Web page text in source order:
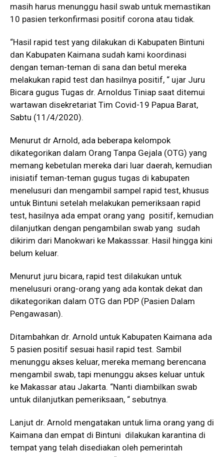
masih harus menunggu hasil swab untuk memastikan
10 pasien terkonfirmasi positif corona atau tidak.
“Hasil rapid test yang dilakukan di Kabupaten Bintuni
dan Kabupaten Kaimana sudah kami koordinasi
dengan teman-teman di sana dan betul mereka
melakukan rapid test dan hasilnya positif, “ ujar Juru
Bicara gugus Tugas dr. Arnoldus Tiniap saat ditemui
wartawan disekretariat Tim Covid-19 Papua Barat,
Sabtu (11/4/2020).
Menurut dr Arnold, ada beberapa kelompok
dikategorikan dalam Orang Tanpa Gejala (OTG) yang
memang kebetulan mereka dari luar daerah, kemudian
inisiatif teman-teman gugus tugas di kabupaten
menelusuri dan mengambil sampel rapid test, khusus
untuk Bintuni setelah melakukan pemeriksaan rapid
test, hasilnya ada empat orang yang positif, kemudian
dilanjutkan dengan pengambilan swab yang sudah
dikirim dari Manokwari ke Makasssar. Hasil hingga kini
belum keluar.
Menurut juru bicara, rapid test dilakukan untuk
menelusuri orang-orang yang ada kontak dekat dan
dikategorikan dalam OTG dan PDP (Pasien Dalam
Pengawasan).
Ditambahkan dr. Arnold untuk Kabupaten Kaimana ada
5 pasien positif sesuai hasil rapid test. Sambil
menunggu akses keluar, mereka memang berencana
mengambil swab, tapi menunggu akses keluar untuk
ke Makassar atau Jakarta. “Nanti diambilkan swab
untuk dilanjutkan pemeriksaan, “ sebutnya.
Lanjut dr. Arnold mengatakan untuk lima orang yang di
Kaimana dan empat di Bintuni dilakukan karantina di
tempat yang telah disediakan oleh pemerintah